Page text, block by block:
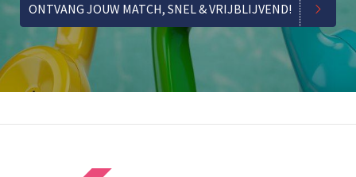
ONTVANG JOUW MATCH, SNEL & VRIJBLIJVEND!